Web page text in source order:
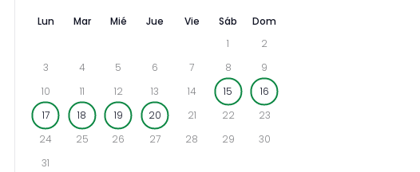
Lun Mar Mié Jue Vie Sáb
Dom
1
2
3
4 5 6 7 8
9
10
11 12 13 14 15
16
17
18 19 20 21 22
23
24
25 26 27 28 29
30
31